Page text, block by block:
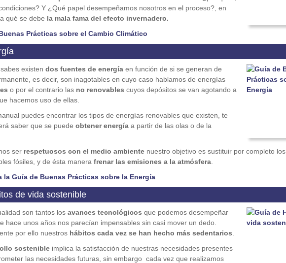
Y ¿Qué papel desempeñamos nosotros en el proceso?, en
qué se debe la mala fama del efecto invernadero.
Prácticas sobre el Cambio Climático
existen dos fuentes de energía en función de si se generan de
es decir, son inagotables en cuyo caso hablamos de energías
o por el contrario las no renovables cuyos depósitos se van agotando a
hacemos uso de ellas.
puedes encontrar los tipos de energías renovables que existen, te
saber que se puede obtener energía a partir de las olas o de la
ser respetuosos con el medio ambiente nuestro objetivo es sustituir por completo los
fósiles, y de ésta manera frenar las emisiones a la atmósfera
la Guía de Buenas Prácticas sobre la Energía
de vida sostenible
son tantos los avances tecnológicos que podemos desempeñar
hace unos años nos parecían impensables sin casi mover un dedo.
por ello nuestros hábitos cada vez se han hecho más sedentarios
sostenible implica la satisfacción de nuestras necesidades presentes
las necesidades futuras, sin embargo cada vez que realizamos